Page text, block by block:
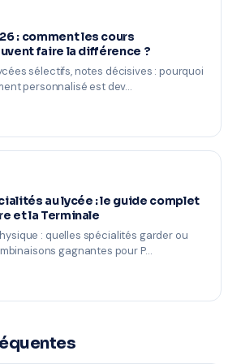
: comment les cours
faire la différence ?
sélectifs, notes décisives : pourquoi
personnalisé est dev…
au lycée : le guide complet
et la Terminale
: quelles spécialités garder ou
gagnantes pour P…